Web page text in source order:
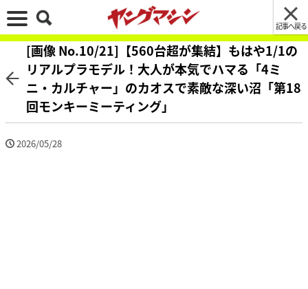
記事へ戻る
[画像 No.10/21]【560台超が集結】もはや1/1の
リアルプラモデル！大人が本気でハマる「4ミ
ニ・カルチャー」のカオスで素敵な深い沼「第18
回モンキーミーティング」
2026/05/28